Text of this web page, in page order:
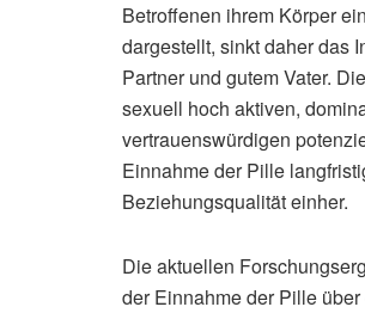
Betroffenen ihrem Körper
dargestellt, sinkt daher das
Partner und gutem Vater.
sexuell hoch aktiven,
vertrauenswürdigen
Einnahme der Pille
Beziehungsqualität einher.
Die aktuellen
der Einnahme der Pille